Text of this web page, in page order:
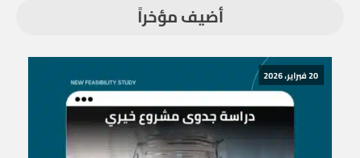
أضيف مؤخراً
20 فبراير، 2026